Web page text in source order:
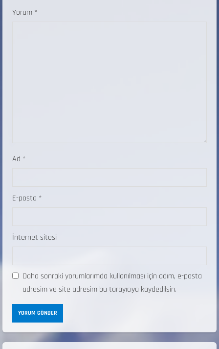
Yorum *
Ad *
E-posta *
İnternet sitesi
Daha sonraki yorumlarımda kullanılması için adım, e-posta
adresim ve site adresim bu tarayıcıya kaydedilsin.